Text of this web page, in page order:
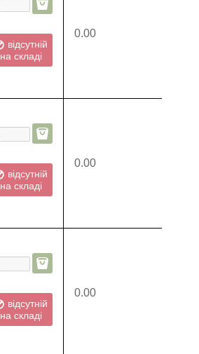
відсутній
на складі
0.00
відсутній
на складі
0.00
відсутній
на складі
0.00